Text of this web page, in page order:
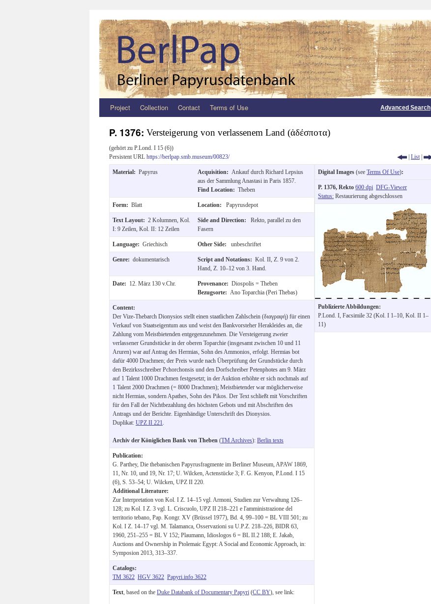
Zum
springen
Project Collection Contact Terms of Use Advanced Search
P. 1376: Versteigerung von verlassenem Land (ἀδέσποτα)
(gehört zu P.Lond. I 15 (6))
Persistent URL https://berlpap.smb.museum/00823/ | List |
Material: Papyrus Acquisition: Ankauf durch Richard Lepsius
aus der Sammlung Anastasi in Paris 1857.
Find Location: Theben
Form: Blatt Location: Papyrusdepot
Text Layout: 2 Kolumnen, Kol.
I: 9 Zeilen, Kol. II: 12 Zeilen
Side and Direction:
Rekto, parallel zu den
Fasern
Language: Griechisch Other Side: unbeschriftet
Genre: dokumentarisch Script and Notations: Kol. II, Z. 9 von 2.
Hand, Z. 10–12 von 3. Hand.
Date: 12. März 130 v.Chr. Provenance: Diospolis = Theben
Bezugsorte: Ano Toparchia (Peri Thebas)
Content:
Der Vize-Thebarch Dionysios stellt einen staatlichen Zahlschein (διαγραφή) für einen
Verkauf von Staatseigentum aus und weist den Bankvorsteher Herakleides an, die
Zahlung vom Meistbietenden entgegenzunehmen. Die Versteigerung zweier
verlassener Grundstücke in der oberen Toparchie (insgesamt zwischen 10 und 11
Aruren) war auf Antrag des Hermias, Sohn des Ammonios, erfolgt. Hermias bot
dafür 4000 Drachmen; der Preis wurde nach Überprüfung der Grundstücke durch
den Bezirksschreiber Pchorchonsis und den Dorfschreiber Petenphotes am 9. März
auf 1 Talent 1000 Drachmen festgesetzt; in der Auktion erhöhte er sich nochmals auf
1 Talent 2000 Drachmen (= 8000 Drachmen); Meistbietender war möglicherweise
nicht Hermias, sondern Apathes, Sohn des Pikos. Der Text schließt mit Vorschriften
für den Fall der Nichtbezahlung des höchsten Gebots und mit Abschriften des
Antrags und der Berichte. Eigenhändige Unterschrift des Dionysios.
Duplikat: UPZ II 221
Archiv der Königlichen Bank von Theben (TM Archives): Berlin texts
Publication:
G. Parthey, Die thebanischen Papyrusfragmente im Berliner Museum, APAW 1869,
11, Nr. 10, und 19, Nr. 17; U. Wilcken, Actenstücke 3; F. G. Kenyon, P.Lond. I 15
(6), S. 53–54; U. Wilcken, UPZ II 220.
Additional Literature:
Zur Interpretation von Kol. I Z. 14–15 vgl. Armoni, Studien zur Verwaltung 126–
128; zu Kol. I Z. 3 vgl. L. Criscuolo, UPZ II 218–221 e l'amministrazione del
territorio tebano, Pap. Kongr. XV (Brüssel 1977), Bd. 4, 99–100 = BL VIII 501; zu
Kol. I Z. 14–17 vgl. M. Talamanca, Osservazioni su U.P.Z. 218–226, BIDR 63,
1960, 251–255 = BL V 152; Plaumann, Idioslogos 6 = BL II.2 188; E. Jakab,
Auctions and Ownership in Ptolemaic Egypt: A Social and Economic Approach, in:
Symposion 2013, 313–337.
Catalogs:
TM 3622 HGV 3622 Papyri.info 3622
Text , based on the Duke Databank of Documentary Papyri (CC BY), see link:
Digital Images (see Terms Of Use):
P. 1376, Rekto 600 dpi DFG-Viewer
Status: Restaurierung abgeschlossen
Publizierte Abbildungen:
P.Lond. I, Facsimile 32 (Kol. I 1–10, Kol. II 1–
11)